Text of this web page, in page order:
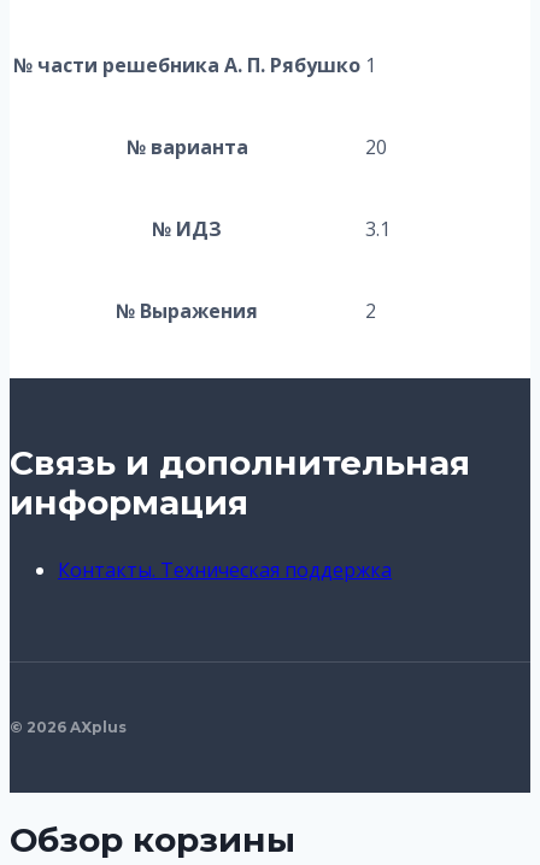
№ части решебника А. П. Рябушко 1
№ варианта 20
№ ИДЗ 3.1
№ Выражения 2
Связь и дополнительная
информация
Контакты. Техническая поддержка
© 2026 AXplus
Обзор корзины